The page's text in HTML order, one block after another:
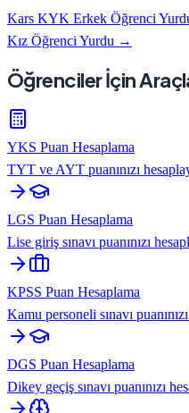
Kars KYK Erkek Öğrenci
Kız Öğrenci Yurdu →
Öğrenciler İçin
YKS Puan Hesaplama
TYT ve AYT puanınızı
LGS Puan Hesaplama
Lise giriş sınavı puanınızı
KPSS Puan Hesaplama
Kamu personeli sınavı
DGS Puan Hesaplama
Dikey geçiş sınavı puanınızı